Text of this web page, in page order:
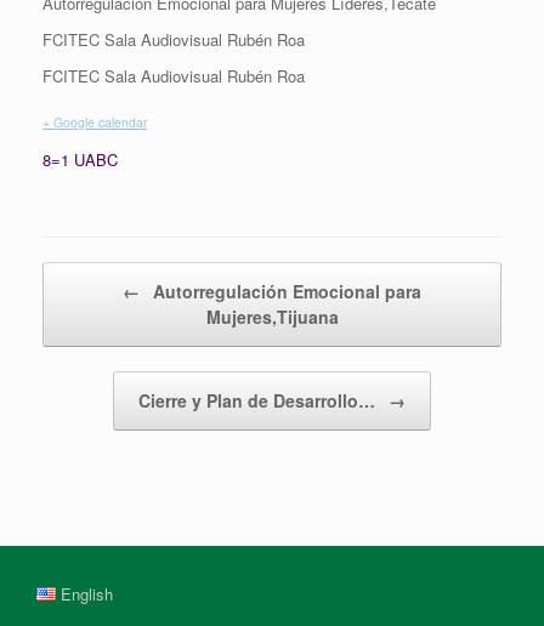
FCITEC Sala Audiovisual Rubén Roa
FCITEC Sala Audiovisual Rubén Roa
+ Google calendar
8=1 UABC
← Autorregulación Emocional para
Mujeres,Tijuana
Cierre y Plan de Desarrollo… →
English